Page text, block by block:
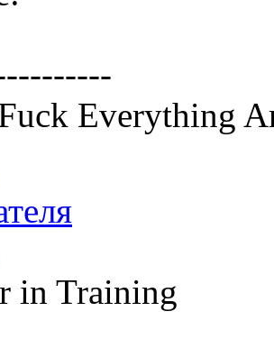
Everything
in Training